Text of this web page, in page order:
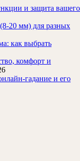
и защита вашего
20 мм) для разных
как выбрать
комфорт и
гадание и его